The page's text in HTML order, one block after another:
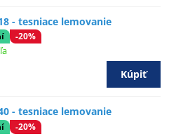
- tesniace lemovanie
-20%
Kúpiť
- tesniace lemovanie
-20%